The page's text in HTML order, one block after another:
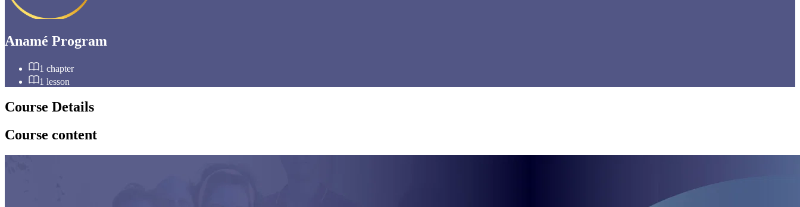
Anamé Program
1 chapter
1 lesson
Course Details
Course content